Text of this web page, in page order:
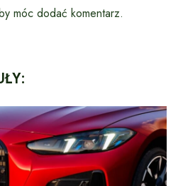
móc dodać komentarz.